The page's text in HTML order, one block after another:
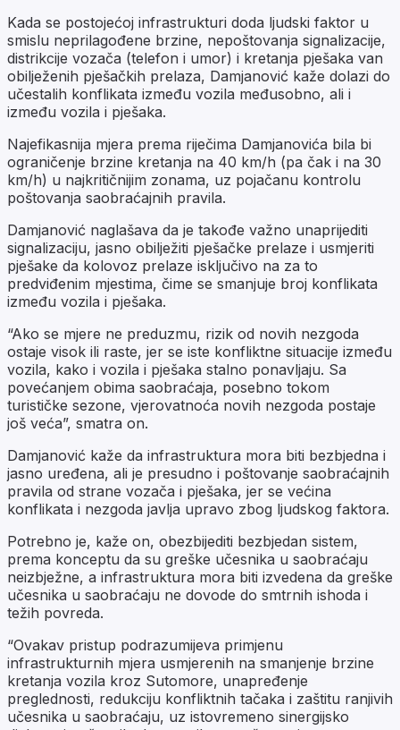
Kada se postojećoj infrastrukturi doda ljudski faktor u
smislu neprilagođene brzine, nepoštovanja signalizacije,
distrikcije vozača (telefon i umor) i kretanja pješaka van
obilježenih pješačkih prelaza, Damjanović kaže dolazi do
učestalih konflikata između vozila međusobno, ali i
između vozila i pješaka.
Najefikasnija mjera prema riječima Damjanovića bila bi
ograničenje brzine kretanja na 40 km/h (pa čak i na 30
km/h) u najkritičnijim zonama, uz pojačanu kontrolu
poštovanja saobraćajnih pravila.
Damjanović naglašava da je takođe važno unaprijediti
signalizaciju, jasno obilježiti pješačke prelaze i usmjeriti
pješake da kolovoz prelaze isključivo na za to
predviđenim mjestima, čime se smanjuje broj konflikata
između vozila i pješaka.
“Ako se mjere ne preduzmu, rizik od novih nezgoda
ostaje visok ili raste, jer se iste konfliktne situacije između
vozila, kako i vozila i pješaka stalno ponavljaju. Sa
povećanjem obima saobraćaja, posebno tokom
turističke sezone, vjerovatnoća novih nezgoda postaje
još veća”, smatra on.
Damjanović kaže da infrastruktura mora biti bezbjedna i
jasno uređena, ali je presudno i poštovanje saobraćajnih
pravila od strane vozača i pješaka, jer se većina
konflikata i nezgoda javlja upravo zbog ljudskog faktora.
Potrebno je, kaže on, obezbijediti bezbjedan sistem,
prema konceptu da su greške učesnika u saobraćaju
neizbježne, a infrastruktura mora biti izvedena da greške
učesnika u saobraćaju ne dovode do smtrnih ishoda i
težih povreda.
“Ovakav pristup podrazumijeva primjenu
infrastrukturnih mjera usmjerenih na smanjenje brzine
kretanja vozila kroz Sutomore, unapređenje
preglednosti, redukciju konfliktnih tačaka i zaštitu ranjivih
učesnika u saobraćaju, uz istovremeno sinergijsko